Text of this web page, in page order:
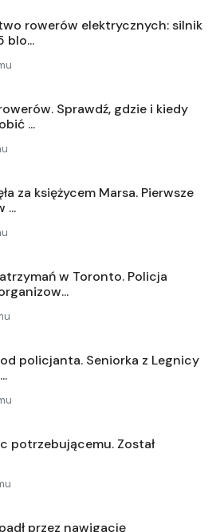
rowerów elektrycznych: silnik
blo...
Sprawdź, gdzie i kiedy
...
za księżycem Marsa. Pierwsze
...
w Toronto. Policja
policjanta. Seniorka z Legnicy
potrzebującemu. Został
przez nawigację